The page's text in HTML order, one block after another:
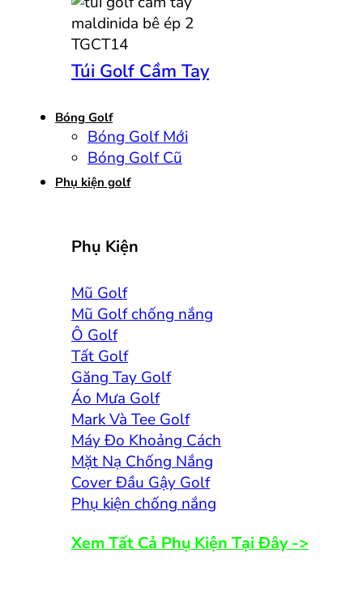
Túi Golf Cầm Tay
Bóng Golf
Bóng Golf Mới
Bóng Golf Cũ
Phụ kiện golf
Phụ Kiện
Mũ Golf
Mũ Golf chống nắng
Ô Golf
Tất Golf
Găng Tay Golf
Áo Mưa Golf
Mark Và Tee Golf
Máy Đo Khoảng Cách
Mặt Nạ Chống Nắng
Cover Đầu Gậy Golf
Phụ kiện chống nắng
Xem Tất Cả Phụ Kiện Tại Đây ->